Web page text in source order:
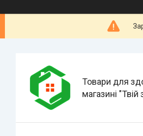
Товари для
магазині